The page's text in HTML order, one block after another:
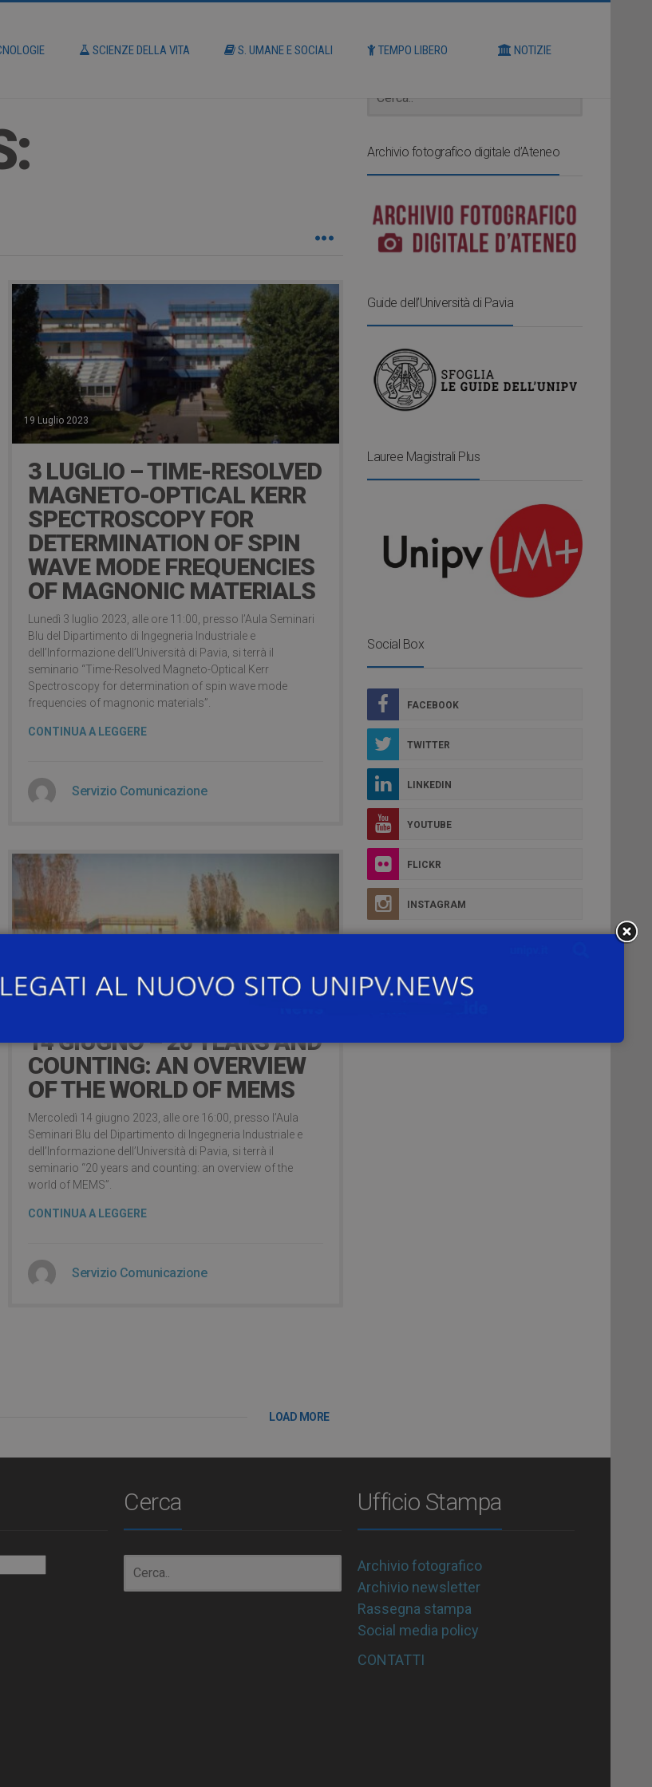
SCIENZE DELLA VITA S. UMANE E SOCIALI TEMPO LIBERO NOTIZIE
19 Luglio 2023
3 LUGLIO – TIME-RESOLVED
MAGNETO-OPTICAL KERR
SPECTROSCOPY FOR
DETERMINATION OF SPIN
WAVE MODE FREQUENCIES
OF MAGNONIC MATERIALS
Lunedì 3 luglio 2023, alle ore 11:00, presso l’Aula Seminari
Blu del Dipartimento di Ingegneria Industriale e
dell’Informazione dell’Università di Pavia, si terrà il
seminario “Time-Resolved Magneto-Optical Kerr
Spectroscopy for determination of spin wave mode
frequencies of magnonic materials”.
CONTINUA A LEGGERE
Servizio Comunicazione
16 Giugno 2023
14 GIUGNO – 20 YEARS AND
COUNTING: AN OVERVIEW
OF THE WORLD OF MEMS
Mercoledì 14 giugno 2023, alle ore 16:00, presso l’Aula
Seminari Blu del Dipartimento di Ingegneria Industriale e
dell’Informazione dell’Università di Pavia, si terrà il
seminario “20 years and counting: an overview of the
world of MEMS”.
CONTINUA A LEGGERE
Servizio Comunicazione
LOAD MORE
Archivio fotografico digitale d’Ateneo
Guide dell’Università di Pavia
Lauree Magistrali Plus
Social Box
FACEBOOK
TWITTER
LINKEDIN
YOUTUBE
FLICKR
INSTAGRAM
Cerca Ufficio Stampa
Archivio fotografico
Archivio newsletter
Rassegna stampa
Social media policy
CONTATTI